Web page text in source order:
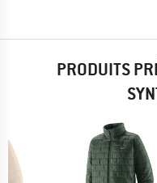
PRODUITS